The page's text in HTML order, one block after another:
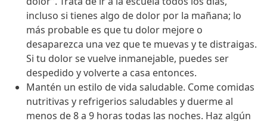
incluso si tienes algo de dolor por la mañana; lo
más probable es que tu dolor mejore o
desaparezca una vez que te muevas y te distraigas.
Si tu dolor se vuelve inmanejable, puedes ser
despedido y volverte a casa entonces.
Mantén un estilo de vida saludable. Come comidas
nutritivas y refrigerios saludables y duerme al
menos de 8 a 9 horas todas las noches. Haz algún